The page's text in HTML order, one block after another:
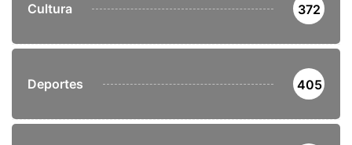
Cultura 372
Deportes 405